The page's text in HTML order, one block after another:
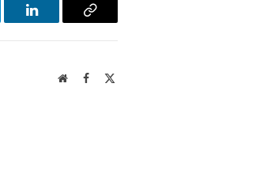
LinkedIn Copy
WebsiteFacebook